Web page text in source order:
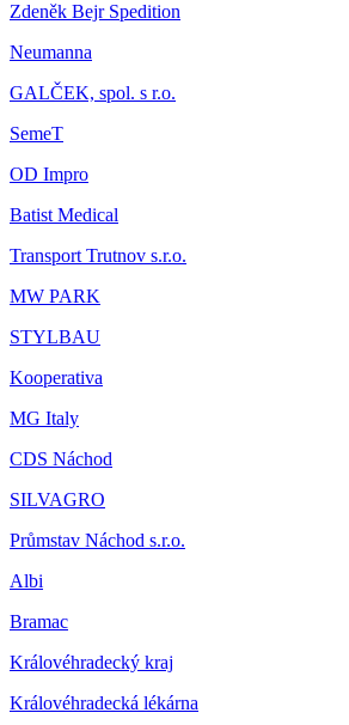
Zdeněk Bejr Spedition
Neumanna
GALČEK, spol. s r.o.
SemeT
OD Impro
Batist Medical
Transport Trutnov s.r.o.
MW PARK
STYLBAU
Kooperativa
MG Italy
CDS Náchod
SILVAGRO
Průmstav Náchod s.r.o.
Albi
Bramac
Královéhradecký kraj
Královéhradecká lékárna